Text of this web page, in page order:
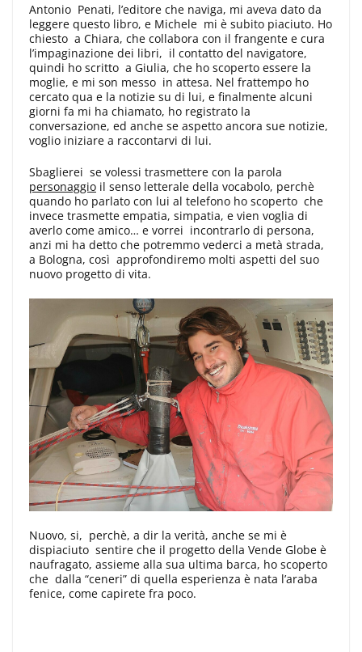
Antonio Penati, l’editore che naviga, mi aveva dato da
leggere questo libro, e Michele mi è subito piaciuto. Ho
chiesto a Chiara, che collabora con il frangente e cura
l’impaginazione dei libri, il contatto del navigatore,
quindi ho scritto a Giulia, che ho scoperto essere la
moglie, e mi son messo in attesa. Nel frattempo ho
cercato qua e la notizie su di lui, e finalmente alcuni
giorni fa mi ha chiamato, ho registrato la
conversazione, ed anche se aspetto ancora sue notizie,
voglio iniziare a raccontarvi di lui.
Sbaglierei se volessi trasmettere con la parola
personaggio il senso letterale della vocabolo, perchè
quando ho parlato con lui al telefono ho scoperto che
invece trasmette empatia, simpatia, e vien voglia di
averlo come amico… e vorrei incontrarlo di persona,
anzi mi ha detto che potremmo vederci a metà strada,
a Bologna, così approfondiremo molti aspetti del suo
nuovo progetto di vita.
Nuovo, si, perchè, a dir la verità, anche se mi è
dispiaciuto sentire che il progetto della Vende Globe è
naufragato, assieme alla sua ultima barca, ho scoperto
che dalla “ceneri” di quella esperienza è nata l’araba
fenice, come capirete fra poco.